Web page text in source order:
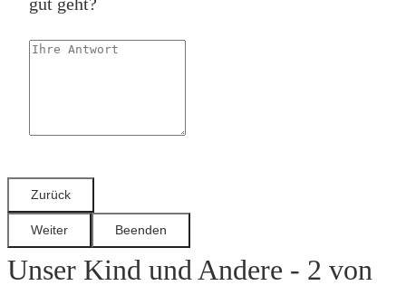
Unser Kind und Andere - 2 von